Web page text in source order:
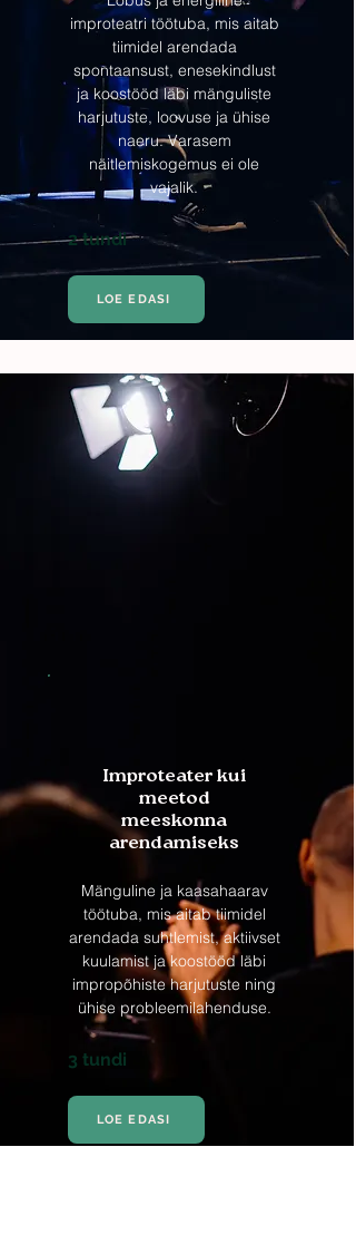
improteatri töötuba, mis aitab
tiimidel arendada
spontaansust, enesekindlust
ja koostööd läbi mänguliste
harjutuste, loovuse ja ühise
naeru. Varasem
näitlemiskogemus ei ole
vajalik.
2 tundi
LOE EDASI
Improteater kui
meetod
meeskonna
arendamiseks
Mänguline ja kaasahaarav
töötuba, mis aitab tiimidel
arendada suhtlemist, aktiivset
kuulamist ja koostööd läbi
impropõhiste harjutuste ning
ühise probleemilahenduse.
3 tundi
LOE EDASI